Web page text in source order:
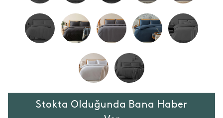
Stokta Olduğunda Bana Haber